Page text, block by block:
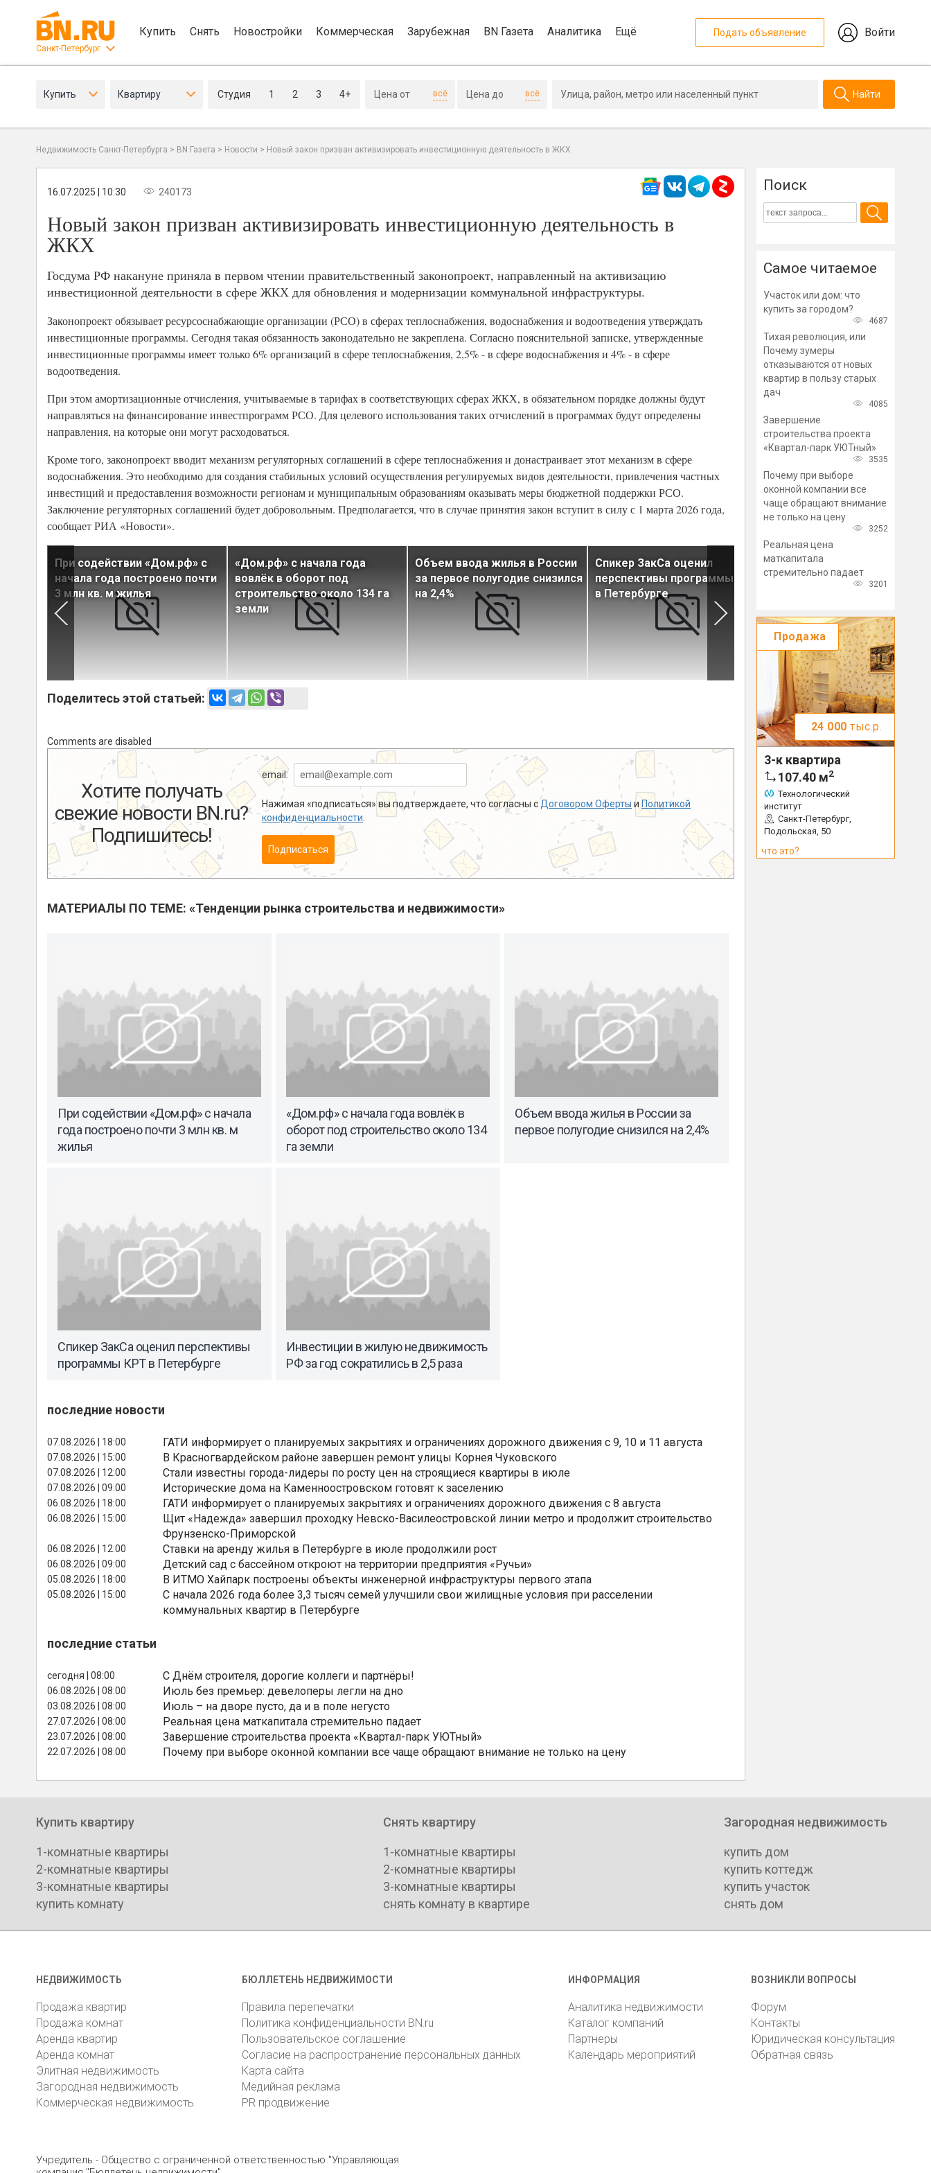
Санкт-Петербург
Купить Снять Новостройки Коммерческая Зарубежная BN Газета Аналитика Ещё Подать объявление Войти
Купить Квартиру Студия 1 2 3 4+ всё всё Найти
Недвижимость Санкт-Петербурга > BN Газета > Новости > Новый закон призван активизировать инвестиционную деятельность в ЖКХ
16.07.2025 | 10:30 240173
Новый закон призван активизировать инвестиционную деятельность в
ЖКХ
Госдума РФ накануне приняла в первом чтении правительственный законопроект, направленный на активизацию
инвестиционной деятельности в сфере ЖКХ для обновления и модернизации коммунальной инфраструктуры.
Законопроект обязывает ресурсоснабжающие организации (РСО) в сферах теплоснабжения, водоснабжения и водоотведения утверждать
инвестиционные программы. Сегодня такая обязанность законодательно не закреплена. Согласно пояснительной записке, утвержденные
инвестиционные программы имеет только 6% организаций в сфере теплоснабжения, 2,5% - в сфере водоснабжения и 4% - в сфере
водоотведения.
При этом амортизационные отчисления, учитываемые в тарифах в соответствующих сферах ЖКХ, в обязательном порядке должны будут
направляться на финансирование инвестпрограмм РСО. Для целевого использования таких отчислений в программах будут определены
направления, на которые они могут расходоваться.
Кроме того, законопроект вводит механизм регуляторных соглашений в сфере теплоснабжения и донастраивает этот механизм в сфере
водоснабжения. Это необходимо для создания стабильных условий осуществления регулируемых видов деятельности, привлечения частных
инвестиций и предоставления возможности регионам и муниципальным образованиям оказывать меры бюджетной поддержки РСО.
Заключение регуляторных соглашений будет добровольным. Предполагается, что в случае принятия закон вступит в силу с 1 марта 2026 года,
сообщает РИА «Новости».
При содействии «Дом.рф» с
начала года построено почти
3 млн кв. м жилья
«Дом.рф» с начала года
вовлёк в оборот под
строительство около 134 га
земли
Объем ввода жилья в России
за первое полугодие снизился
на 2,4%
Спикер ЗакСа оценил
перспективы программы КРТ
в Петербурге
Инвестиции в жилую
недвижимость РФ за год
Поделитесь этой статьей:
Comments are disabled
Хотите получать
свежие новости BN.ru?
Подпишитесь!
email:
Нажимая «подписаться» вы подтверждаете, что согласны с Договором Оферты и Политикой
конфиденциальности
Подписаться
МАТЕРИАЛЫ ПО ТЕМЕ: «Тенденции рынка строительства и недвижимости»
При содействии «Дом.рф» с начала
года построено почти 3 млн кв. м
жилья
«Дом.рф» с начала года вовлёк в
оборот под строительство около 134
га земли
Объем ввода жилья в России за
первое полугодие снизился на 2,4%
Спикер ЗакСа оценил перспективы
программы КРТ в Петербурге
Инвестиции в жилую недвижимость
РФ за год сократились в 2,5 раза
последние новости
07.08.2026 | 18:00 ГАТИ информирует о планируемых закрытиях и ограничениях дорожного движения с 9, 10 и 11 августа
07.08.2026 | 15:00 В Красногвардейском районе завершен ремонт улицы Корнея Чуковского
07.08.2026 | 12:00 Стали известны города-лидеры по росту цен на строящиеся квартиры в июле
07.08.2026 | 09:00 Исторические дома на Каменноостровском готовят к заселению
06.08.2026 | 18:00 ГАТИ информирует о планируемых закрытиях и ограничениях дорожного движения с 8 августа
06.08.2026 | 15:00
Щит «Надежда» завершил проходку Невско-Василеостровской линии метро и продолжит строительство
Фрунзенско-Приморской
06.08.2026 | 12:00 Ставки на аренду жилья в Петербурге в июле продолжили рост
06.08.2026 | 09:00 Детский сад с бассейном откроют на территории предприятия «Ручьи»
05.08.2026 | 18:00 В ИТМО Хайпарк построены объекты инженерной инфраструктуры первого этапа
05.08.2026 | 15:00
С начала 2026 года более 3,3 тысяч семей улучшили свои жилищные условия при расселении
коммунальных квартир в Петербурге
последние статьи
сегодня | 08:00 С Днём строителя, дорогие коллеги и партнёры!
06.08.2026 | 08:00 Июль без премьер: девелоперы легли на дно
03.08.2026 | 08:00 Июль – на дворе пусто, да и в поле негусто
27.07.2026 | 08:00 Реальная цена маткапитала стремительно падает
23.07.2026 | 08:00 Завершение строительства проекта «Квартал-парк УЮТный»
22.07.2026 | 08:00 Почему при выборе оконной компании все чаще обращают внимание не только на цену
Поиск
Самое читаемое
Участок или дом: что
купить за городом?
4687
Тихая революция, или
Почему зумеры
отказываются от новых
квартир в пользу старых
дач
4085
Завершение
строительства проекта
«Квартал-парк УЮТный»
3535
Почему при выборе
оконной компании все
чаще обращают внимание
не только на цену
3252
Реальная цена
маткапитала
стремительно падает
3201
Продажа
24 000 тыс.р.
3-к квартира
107.40 м2
Технологический
институт
Санкт-Петербург,
Подольская, 50
что это?
Купить квартиру
1-комнатные квартиры
2-комнатные квартиры
3-комнатные квартиры
купить комнату
Снять квартиру
1-комнатные квартиры
2-комнатные квартиры
3-комнатные квартиры
снять комнату в квартире
Загородная недвижимость
купить дом
купить коттедж
купить участок
снять дом
НЕДВИЖИМОСТЬ
Продажа квартир
Продажа комнат
Аренда квартир
Аренда комнат
Элитная недвижимость
Загородная недвижимость
Коммерческая недвижимость
БЮЛЛЕТЕНЬ НЕДВИЖИМОСТИ
Правила перепечатки
Политика конфиденциальности BN.ru
Пользовательское соглашение
Согласие на распространение персональных данных
Карта сайта
Медийная реклама
PR продвижение
ИНФОРМАЦИЯ
Аналитика недвижимости
Каталог компаний
Партнеры
Календарь мероприятий
ВОЗНИКЛИ ВОПРОСЫ
Форум
Контакты
Юридическая консультация
Обратная связь
Учредитель - Общество с ограниченной ответственностью "Управляющая